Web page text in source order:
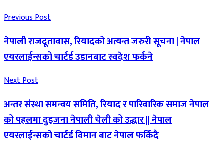
Previous Post
नेपाली राजदूतावास, रियादको अत्यन्त जरुरी सूचना | नेपाल
एयरलाईन्सको चार्टर्ड उडानबाट स्वदेश फर्कने
Next Post
अन्तर संस्था समन्वय समिति, रियाद र पारिवारिक समाज नेपाल
को पहलमा दुइजना नेपाली चेली को उद्धार || नेपाल
एयरलाईन्सको चार्टर्ड विमान बाट नेपाल फर्किदै